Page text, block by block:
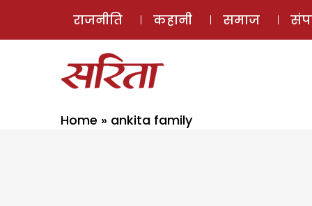
राजनीति कहानी समाज
Home » ankita family